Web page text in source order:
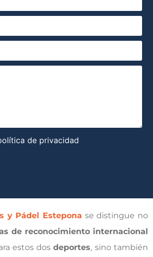
de privacidad
y Pádel Estepona se distingue no
de reconocimiento internacional
estos dosdeportes, sino también